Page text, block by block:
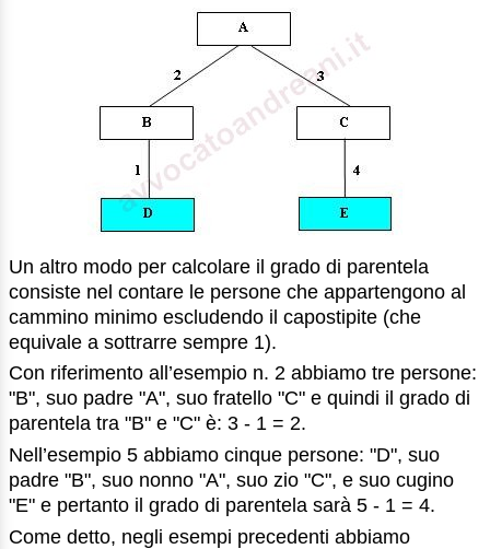
Un altro modo per calcolare il grado di parentela
consiste nel contare le persone che appartengono al
cammino minimo escludendo il capostipite (che
equivale a sottrarre sempre 1).
Con riferimento all’esempio n. 2 abbiamo tre persone:
"B", suo padre "A", suo fratello "C" e quindi il grado di
parentela tra "B" e "C" è: 3 - 1 = 2.
Nell’esempio 5 abbiamo cinque persone: "D", suo
padre "B", suo nonno "A", suo zio "C", e suo cugino
"E" e pertanto il grado di parentela sarà 5 - 1 = 4.
Come detto, negli esempi precedenti abbiamo